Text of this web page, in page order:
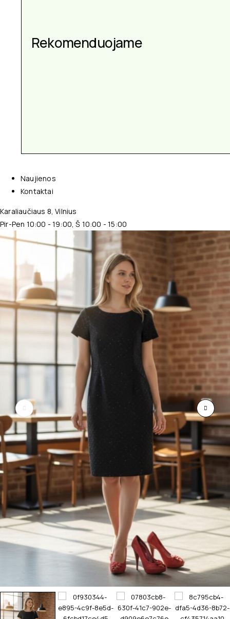
Rekomenduojame
Aksesuarai kiekvienai
progai
Naujienos
Kontaktai
Karaliaučiaus 8, Vilnius
Pir-Pen 10:00 - 19:00, Š 10:00 - 15:00